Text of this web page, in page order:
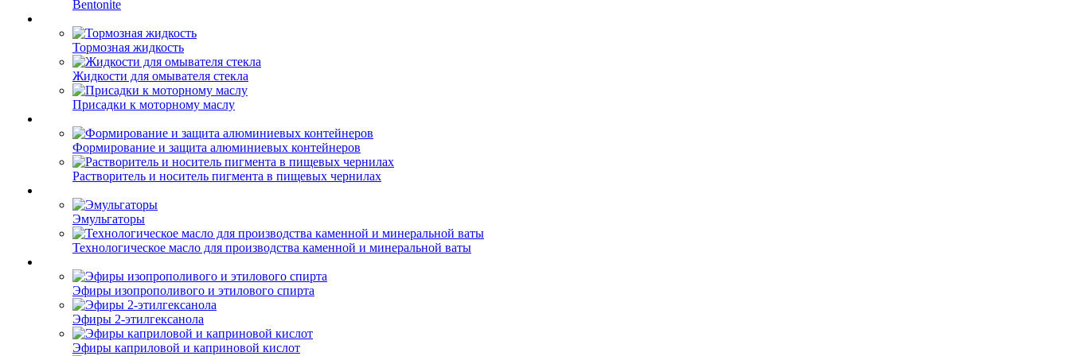
Bentonite
Тормозная жидкость
Жидкости для омывателя стекла
Присадки к моторному маслу
Формирование и защита алюминиевых контейнеров
Растворитель и носитель пигмента в пищевых чернилах
Эмульгаторы
Технологическое масло для производства каменной и минеральной ваты
Эфиры изопрополивого и этилового спирта
Эфиры 2-этилгексанола
Эфиры каприловой и каприновой кислот